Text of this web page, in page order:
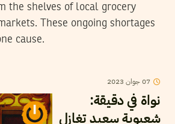
the shelves of local grocery
These ongoing shortages
cause.
07جوان 2023
نواة في دقيقة:
شعبوية سعيد تغازل